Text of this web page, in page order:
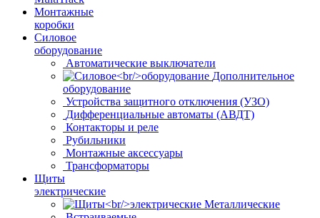
Монтажные
коробки
Силовое
оборудование
Автоматические выключатели
Дополнительное
оборудование
Устройства защитного отключения (УЗО)
Дифференциальные автоматы (АВДТ)
Контакторы и реле
Рубильники
Монтажные аксессуары
Трансформаторы
Щиты
электрические
Металлические